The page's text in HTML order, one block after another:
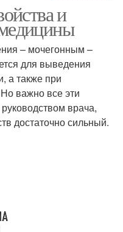
Народные средства
Народное лечение
и
– мочегонным –
для выведения
а также при
важно все эти
врача,
достаточно сильный.